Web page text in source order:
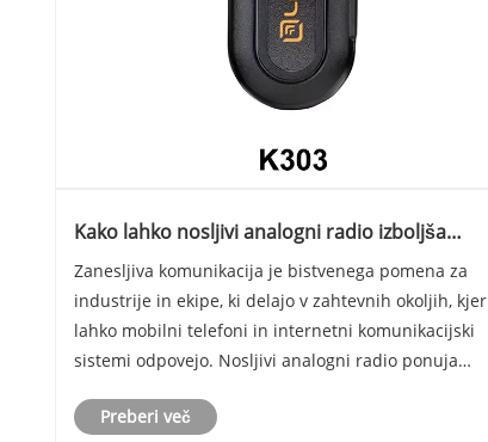
Kako lahko nosljivi analogni radio izboljša
Zanesljiva komunikacija je bistvenega pomena za
industrije in ekipe, ki delajo v zahtevnih okoljih, kjer
lahko mobilni telefoni in internetni komunikacijski
sistemi odpovejo. Nosljivi analogni radio ponuja
komunikacijo, močno stabilnost signala, priro......
Preberi več